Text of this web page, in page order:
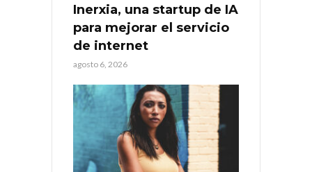
Inerxia, una startup de IA
para mejorar el servicio
de internet
agosto 6, 2026